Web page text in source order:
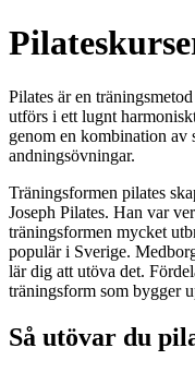
Pilates är en
utförs i ett lugnt
genom en kombination av
andningsövningar.
Träningsformen pilates
Joseph Pilates. Han var
träningsformen mycket
populär i Sverige.
lär dig att utöva det.
träningsform som bygger
Så utövar du